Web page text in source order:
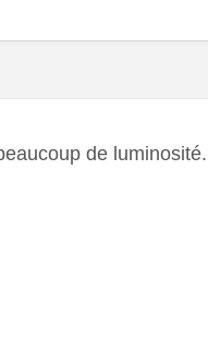
de luminosité.